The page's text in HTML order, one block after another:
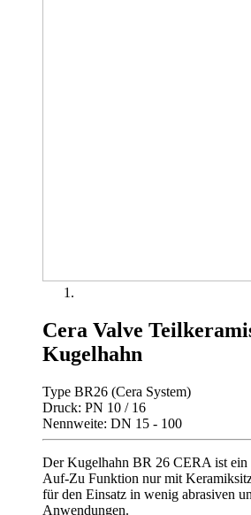
Cera Valve
Kugelhahn
Type BR26 (Cera System)
Druck: PN 10 / 16
Nennweite: DN 15 - 100
Der Kugelhahn BR 26 CERA ist ein
Auf-Zu Funktion nur mit
für den Einsatz in wenig abrasiven
Anwendungen.